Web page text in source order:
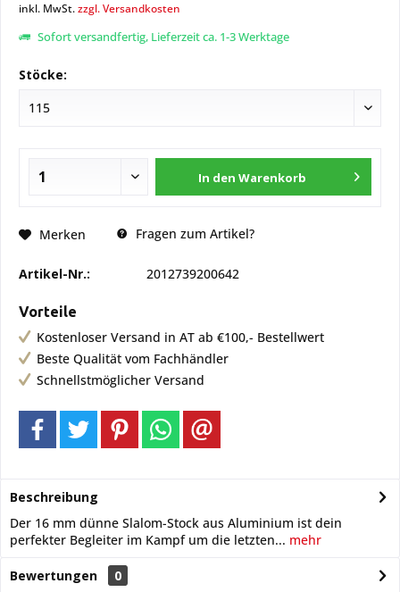
inkl. MwSt.zzgl. Versandkosten
Sofort versandfertig, Lieferzeit ca. 1-3 Werktage
Stöcke:
In den Warenkorb
Merken Fragen zum Artikel?
Artikel-Nr.: 2012739200642
Vorteile
Kostenloser Versand in AT ab €100,- Bestellwert
Beste Qualität vom Fachhändler
Schnellstmöglicher Versand
Beschreibung
Der 16 mm dünne Slalom-Stock aus Aluminium ist dein
perfekter Begleiter im Kampf um die letzten... mehr
Bewertungen
0